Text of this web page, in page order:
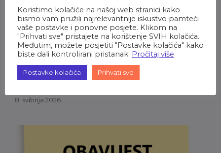
OBAVIJEST GRAĐANIMA
Obavijest o dodjeli nagrada i priznanja
8. svibnja 2026.
Koristimo kolačiće na našoj web stranici kako
bismo vam pružili najrelevantnije iskustvo pamteći
vaše postavke i ponovne posjete. Klikom na
"Prihvati sve" pristajete na korištenje SVIH kolačića.
Međutim, možete posjetiti "Postavke kolačića" kako
biste dali kontrolirani pristanak. Pročitaj više
Postavke kolačića Prihvati sve